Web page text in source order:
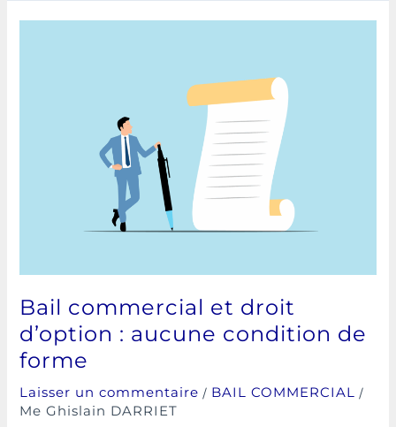
Bail commercial et droit
d’option : aucune condition de
forme
Laisser un commentaire / BAIL COMMERCIAL /
Me Ghislain DARRIET